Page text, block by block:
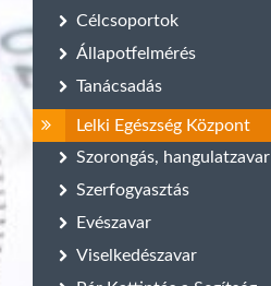
Célcsoportok
Állapotfelmérés
Tanácsadás
Lelki Egészség Központ
Szorongás, hangulatzavar
Szerfogyasztás
Evészavar
Viselkedészavar